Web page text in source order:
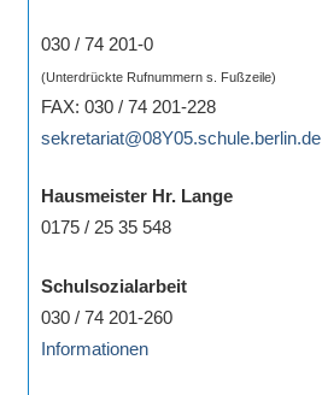
Verfügung.
030 / 74 201-0
(Unterdrückte Rufnummern s. Fußzeile)
FAX: 030 / 74 201-228
sekretariat@08Y05.schule.berlin.de
Hausmeister Hr. Lange
0175 / 25 35 548
Schulsozialarbeit
030 / 74 201-260
Informationen